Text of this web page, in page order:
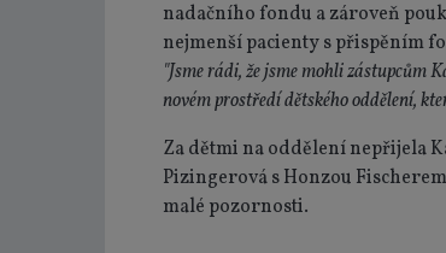
nadačního fondu a zároveň
nejmenší pacienty s přispěním
"Jsme rádi, že jsme mohli zástupcům
novém prostředí dětského oddělení,
Za dětmi na oddělení nepřijela
Pizingerová s Honzou
malé pozornosti.